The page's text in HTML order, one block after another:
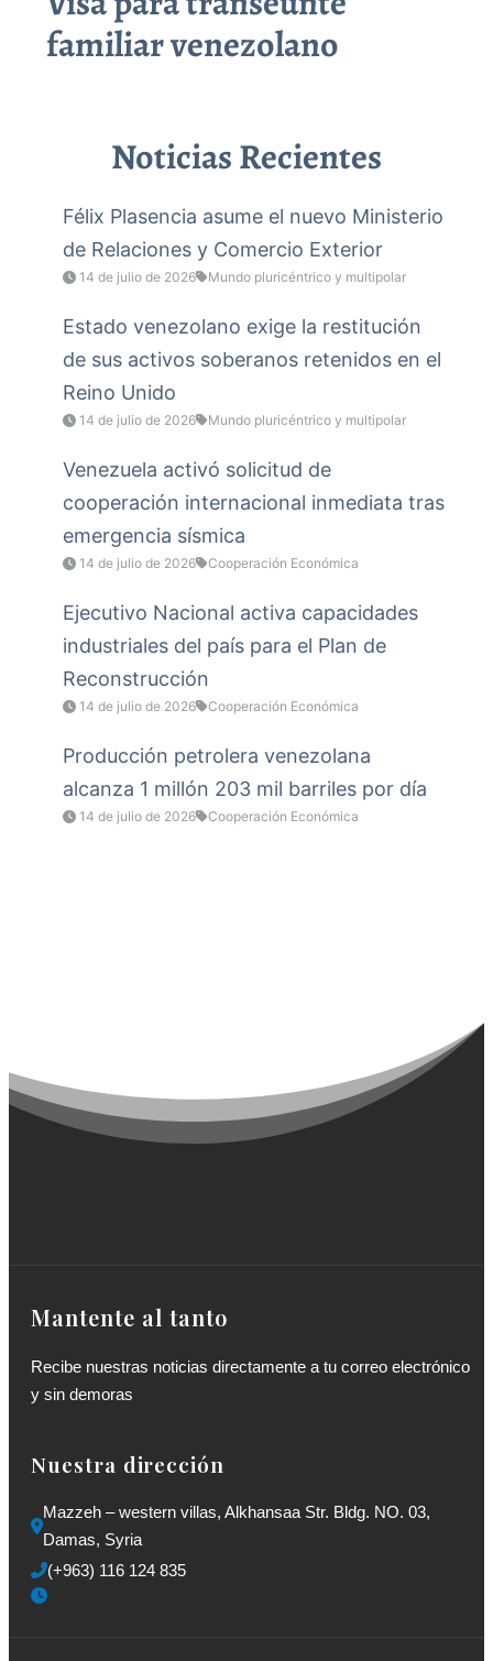
familiar venezolano
Noticias Recientes
Félix Plasencia asume el nuevo Ministerio
de Relaciones y Comercio Exterior
14 de julio de 2026 Mundo pluricéntrico y multipolar
Estado venezolano exige la restitución
de sus activos soberanos retenidos en el
Reino Unido
14 de julio de 2026 Mundo pluricéntrico y multipolar
Venezuela activó solicitud de
cooperación internacional inmediata tras
emergencia sísmica
14 de julio de 2026 Cooperación Económica
Ejecutivo Nacional activa capacidades
industriales del país para el Plan de
Reconstrucción
14 de julio de 2026 Cooperación Económica
Producción petrolera venezolana
alcanza 1 millón 203 mil barriles por día
14 de julio de 2026 Cooperación Económica
Mantente al tanto
Recibe nuestras noticias directamente a tu correo electrónico
y sin demoras
Nuestra dirección
Mazzeh – western villas, Alkhansaa Str. Bldg. NO. 03,
Damas, Syria
(+963) 116 124 835